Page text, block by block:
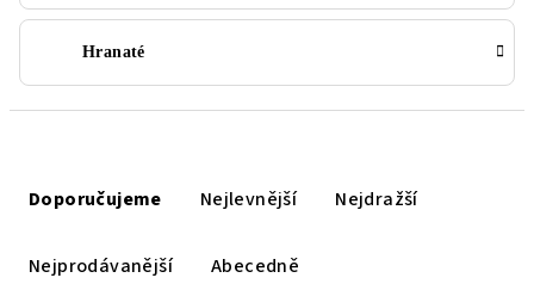
Hranaté
Doporučujeme Nejlevnější Nejdražší
Nejprodávanější Abecedně